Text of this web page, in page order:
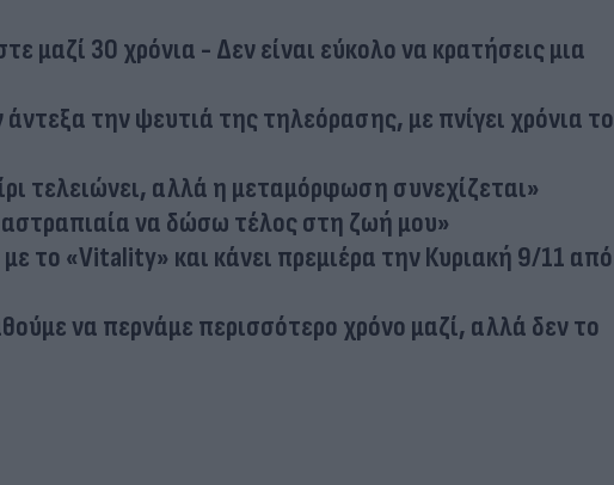
μαζί 30 χρόνια - Δεν είναι εύκολο να κρατήσεις μια
την ψευτιά της τηλεόρασης, με πνίγει χρόνια το
τελειώνει, αλλά η μεταμόρφωση συνεχίζεται»
να δώσω τέλος στη ζωή μου»
το «Vitality» και κάνει πρεμιέρα την Κυριακή 9/11 από
να περνάμε περισσότερο χρόνο μαζί, αλλά δεν το